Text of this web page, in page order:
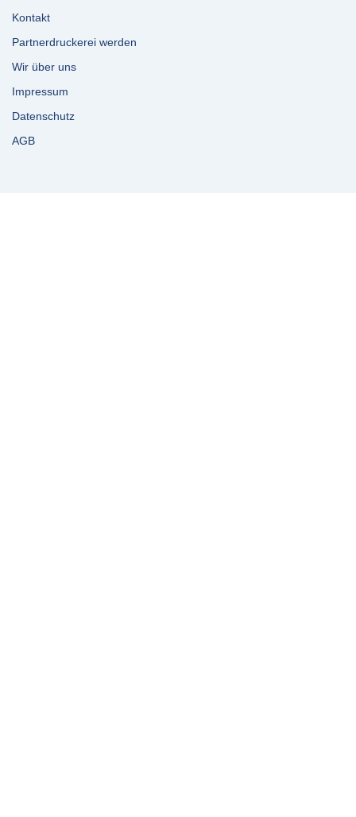
Kontakt
Partnerdruckerei werden
Wir über uns
Impressum
Datenschutz
AGB